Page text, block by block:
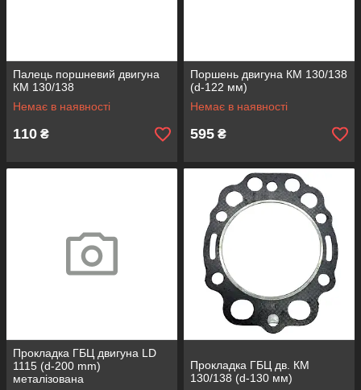
Палець поршневий двигуна
КМ 130/138
Немає в наявності
110 ₴
Поршень двигуна КМ 130/138
(d-122 мм)
Немає в наявності
595 ₴
Прокладка ГБЦ двигуна LD
1115 (d-200 mm)
металізована
Прокладка ГБЦ дв. КМ
130/138 (d-130 мм)